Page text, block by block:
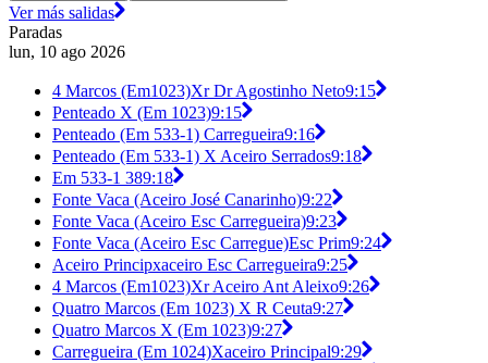
Ver más salidas
Paradas
lun, 10 ago 2026
4 Marcos (Em1023)Xr Dr Agostinho Neto9:15
Penteado X (Em 1023)9:15
Penteado (Em 533-1) Carregueira9:16
Penteado (Em 533-1) X Aceiro Serrados9:18
Em 533-1 389:18
Fonte Vaca (Aceiro José Canarinho)9:22
Fonte Vaca (Aceiro Esc Carregueira)9:23
Fonte Vaca (Aceiro Esc Carregue)Esc Prim9:24
Aceiro Principxaceiro Esc Carregueira9:25
4 Marcos (Em1023)Xr Aceiro Ant Aleixo9:26
Quatro Marcos (Em 1023) X R Ceuta9:27
Quatro Marcos X (Em 1023)9:27
Carregueira (Em 1024)Xaceiro Principal9:29